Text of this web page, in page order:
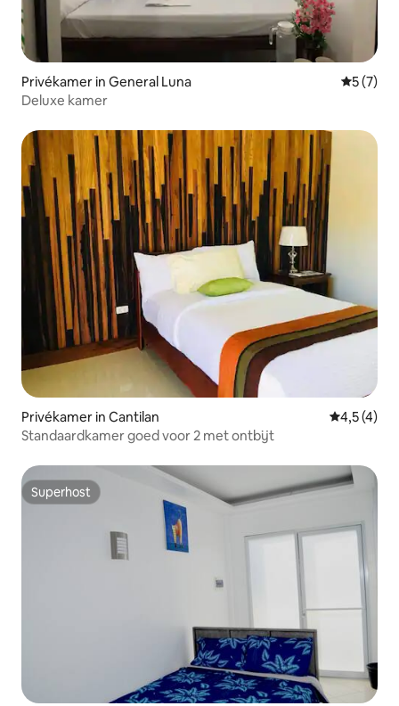
Privékamer in General Luna
5 (7)
Deluxe kamer
Privékamer in Cantilan
4,5 (4)
Standaardkamer goed voor 2 met ontbijt
Superhost
Superhost